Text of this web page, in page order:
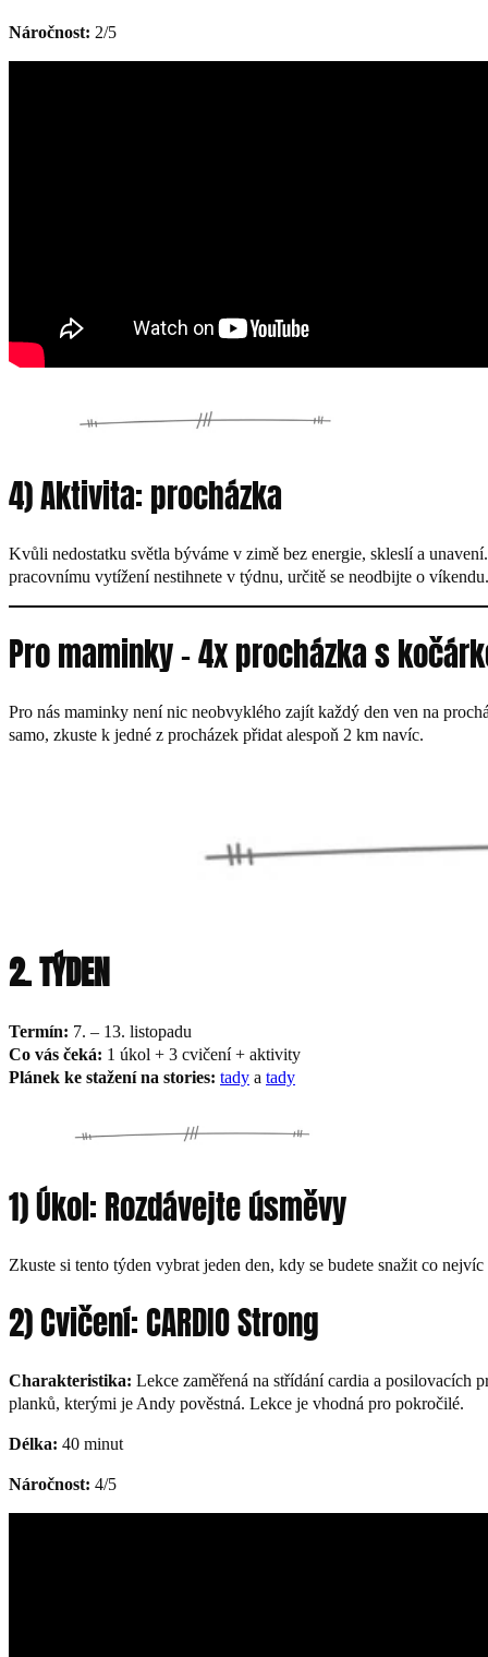
Náročnost: 2/5
4) Aktivita: procházka
Kvůli nedostatku světla býváme v zimě bez energie, skleslí a
pracovnímu vytížení nestihnete v týdnu, určitě se neodbijte o víkendu.
Pro maminky – 4x procházka s
Pro nás maminky není nic neobvyklého zajít každý den ven na
samo, zkuste k jedné z procházek přidat alespoň 2 km navíc.
2. TÝDEN
Termín: 7. – 13. listopadu
Co vás čeká: 1 úkol + 3 cvičení + aktivity
Plánek ke stažení na stories: tady a tady
1) Úkol: Rozdávejte úsměvy
Zkuste si tento týden vybrat jeden den, kdy se budete snažit co
2) Cvičení: CARDIO Strong
Charakteristika: Lekce zaměřená na střídání cardia a posilovacích
planků, kterými je Andy pověstná. Lekce je vhodná pro pokročilé.
Délka: 40 minut
Náročnost: 4/5